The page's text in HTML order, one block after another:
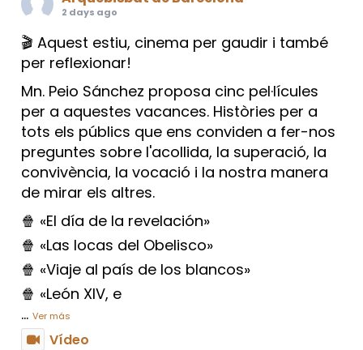
2 days ago
🎬 Aquest estiu, cinema per gaudir i també
per reflexionar!
Mn. Peio Sánchez proposa cinc pel·lícules
per a aquestes vacances. Històries per a
tots els públics que ens conviden a fer-nos
preguntes sobre l'acollida, la superació, la
convivència, la vocació i la nostra manera
de mirar els altres.
🍿 «El día de la revelación»
🍿 «Las locas del Obelisco»
🍿 «Viaje al país de los blancos»
🍿 «León XIV, e
... Ver más
Vídeo